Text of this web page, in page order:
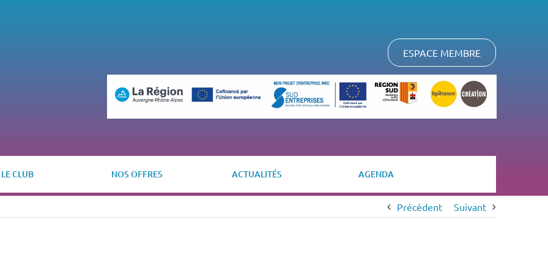
ESPACE MEMBRE
LE CLUB NOS OFFRES ACTUALITÉS AGENDA
Précédent Suivant